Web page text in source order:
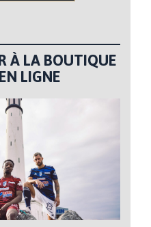
À LA BOUTIQUE
EN LIGNE